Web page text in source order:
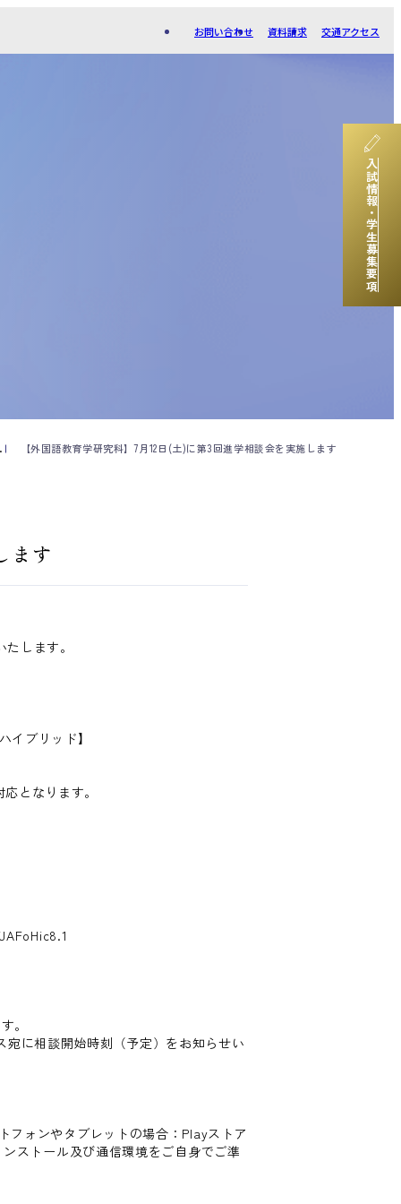
お問い合わせ 資料請求 交通アクセス
【外国語教育学研究科】7月12日(土)に第3回進学相談会を実施します
ます
します。
ブリッド】
ります。
。
談開始時刻（予定）をお知らせい
ォンやタブレットの場合：Playストア
ストール及び通信環境をご自身でご準
入試情報・学生募集要項